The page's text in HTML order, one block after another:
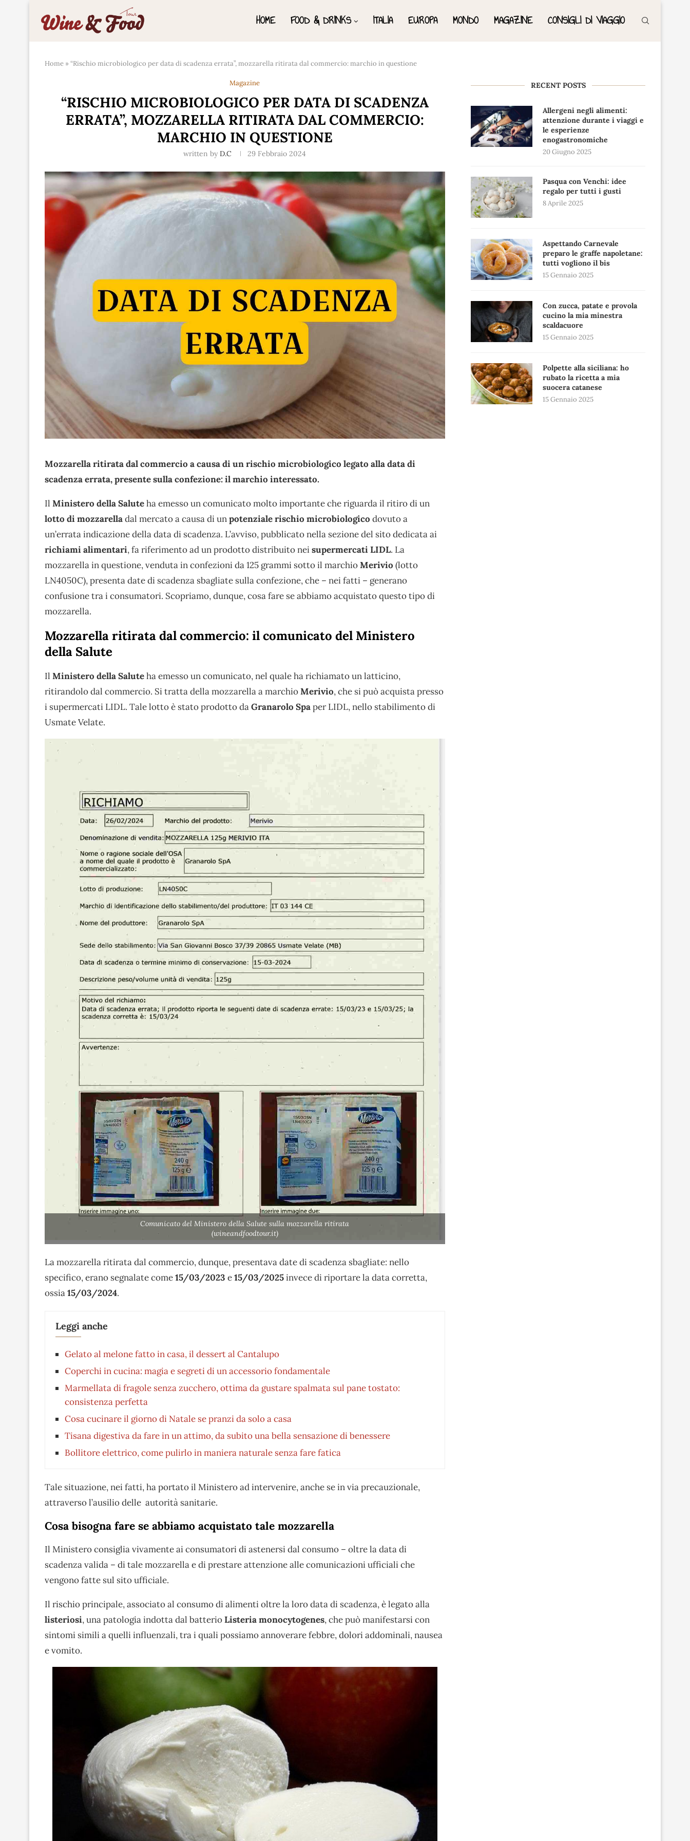
HOME FOOD & DRINKS ITALIA EUROPA MONDO MAGAZINE CONSIGLI DI VIAGGIO
Home »“Rischio microbiologico per data di scadenza errata”, mozzarella ritirata dal commercio: marchio in questione
Magazine
“RISCHIO MICROBIOLOGICO PER DATA DI SCADENZA
ERRATA”, MOZZARELLA RITIRATA DAL COMMERCIO:
MARCHIO IN QUESTIONE
written byD.C 29 Febbraio 2024
Mozzarella ritirata dal commercio a causa di un rischio microbiologico legato alla data di
scadenza errata, presente sulla confezione: il marchio interessato.
Il Ministero della Saluteha emesso un comunicato molto importante che riguarda il ritiro di un
lotto di mozzarelladal mercato a causa di unpotenziale rischio microbiologico dovuto a
un’errata indicazione della data di scadenza. L’avviso, pubblicato nella sezione del sito dedicata ai
richiami alimentari, fa riferimento ad un prodotto distribuito neisupermercati LIDL. La
mozzarella in questione, venduta in confezioni da 125 grammi sotto il marchioMerivio (lotto
LN4050C), presenta date di scadenza sbagliate sulla confezione, che – nei fatti – generano
confusione tra i consumatori. Scopriamo, dunque, cosa fare se abbiamo acquistato questo tipo di
mozzarella.
Mozzarella ritirata dal commercio: il comunicato del Ministero
della Salute
Il Ministero della Saluteha emesso un comunicato, nel quale ha richiamato un latticino,
ritirandolo dal commercio. Si tratta della mozzarella a marchioMerivio, che si può acquista presso
i supermercati LIDL. Tale lotto è stato prodotto daGranarolo Spaper LIDL, nello stabilimento di
Usmate Velate.
Comunicato del Ministero della Salute sulla mozzarella ritirata
(wineandfoodtour.it)
La mozzarella ritirata dal commercio, dunque, presentava date di scadenza sbagliate: nello
specifico, erano segnalate come15/03/2023 e15/03/2025invece di riportare la data corretta,
ossia15/03/2024.
Leggi anche
Gelato al melone fatto in casa, il dessert al Cantalupo
Coperchi in cucina: magia e segreti di un accessorio fondamentale
Marmellata di fragole senza zucchero, ottima da gustare spalmata sul pane tostato:
consistenza perfetta
Cosa cucinare il giorno di Natale se pranzi da solo a casa
Tisana digestiva da fare in un attimo, da subito una bella sensazione di benessere
Bollitore elettrico, come pulirlo in maniera naturale senza fare fatica
Tale situazione, nei fatti, ha portato il Ministero ad intervenire, anche se in via precauzionale,
attraverso l’ausilio delle autorità sanitarie.
Cosa bisogna fare se abbiamo acquistato tale mozzarella
Il Ministero consiglia vivamente ai consumatori di astenersi dal consumo – oltre la data di
scadenza valida – di tale mozzarella e di prestare attenzione alle comunicazioni ufficiali che
vengono fatte sul sito ufficiale.
Il rischio principale, associato al consumo di alimenti oltre la loro data di scadenza, è legato alla
listeriosi, una patologia indotta dal batterioListeria monocytogenes, che può manifestarsi con
sintomi simili a quelli influenzali, tra i quali possiamo annoverare febbre, dolori addominali, nausea
e vomito.
RECENT POSTS
Allergeni negli alimenti:
attenzione durante i viaggi e
le esperienze
enogastronomiche
20 Giugno 2025
Pasqua con Venchi: idee
regalo per tutti i gusti
8 Aprile 2025
Aspettando Carnevale
preparo le graffe napoletane:
tutti vogliono il bis
15 Gennaio 2025
Con zucca, patate e provola
cucino la mia minestra
scaldacuore
15 Gennaio 2025
Polpette alla siciliana: ho
rubato la ricetta a mia
suocera catanese
15 Gennaio 2025